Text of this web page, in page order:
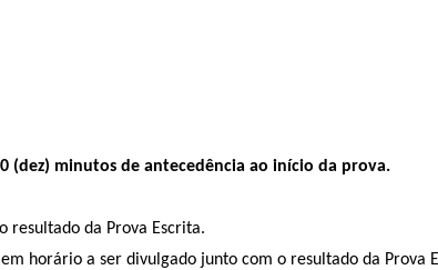
(dez) minutos de antecedência ao início da prova.
resultado da Prova Escrita.
horário a ser divulgado junto com o resultado da Prova